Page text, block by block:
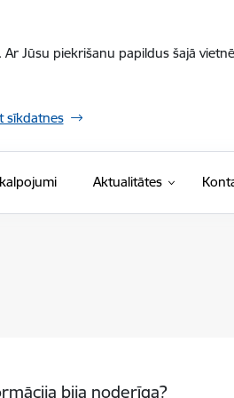
Jūsu piekrišanu papildus šajā
sīkdatnes
Aktualitātes
bija noderīga?